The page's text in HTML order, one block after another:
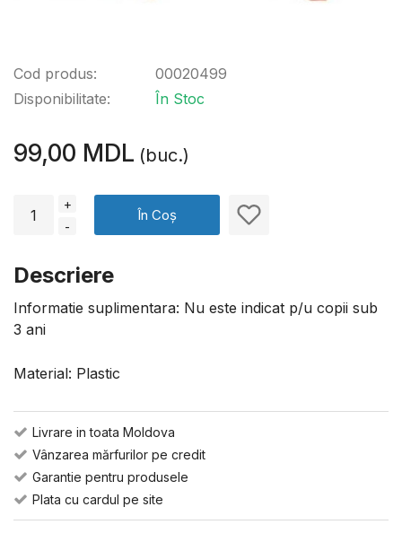
Cod produs:
Disponibilitate:
00020499
În Stoc
99,00 MDL (buc.)
+
-
În Coș
Descriere
Informatie suplimentara: Nu este indicat p/u copii sub
3 ani
Material: Plastic
Livrare in toata Moldova
Vânzarea mărfurilor pe credit
Garantie pentru produsele
Plata cu cardul pe site